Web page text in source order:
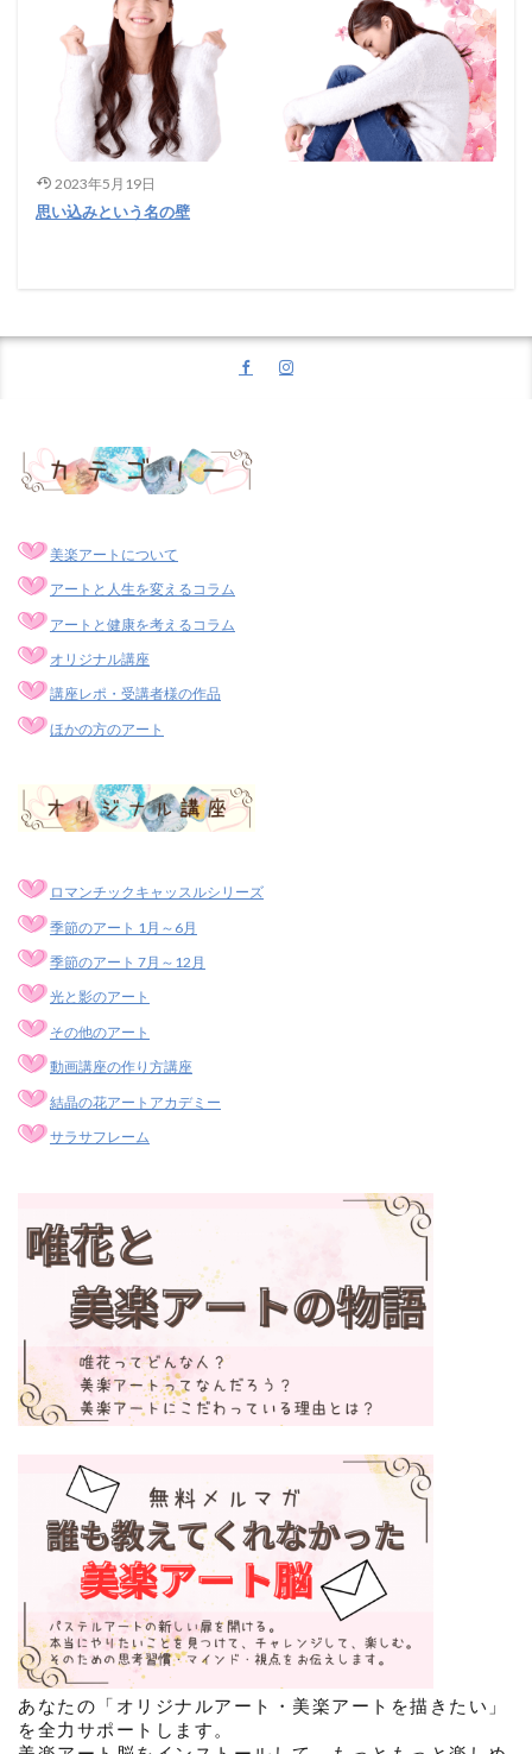
2023年5月19日
思い込みという名の壁
美楽アートについて
アートと人生を変えるコラム
アートと健康を考えるコラム
オリジナル講座
講座レポ・受講者様の作品
ほかの方のアート
ロマンチックキャッスルシリーズ
季節のアート 1月～6月
季節のアート 7月～12月
光と影のアート
その他のアート
動画講座の作り方講座
結晶の花アートアカデミー
サラサフレーム
あなたの「オリジナルアート・美楽アートを描きたい」
を全力サポートします。